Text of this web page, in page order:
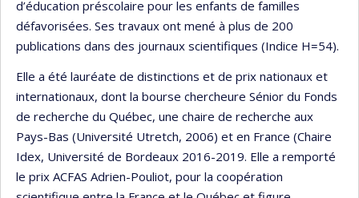
d’éducation préscolaire pour les enfants de familles
défavorisées. Ses travaux ont mené à plus de 200
publications dans des journaux scientifiques (Indice H=54).
Elle a été lauréate de distinctions et de prix nationaux et
internationaux, dont la bourse chercheure Sénior du Fonds
de recherche du Québec, une chaire de recherche aux
Pays-Bas (Université Utretch, 2006) et en France (Chaire
Idex, Université de Bordeaux 2016-2019. Elle a remporté
le prix ACFAS Adrien-Pouliot, pour la coopération